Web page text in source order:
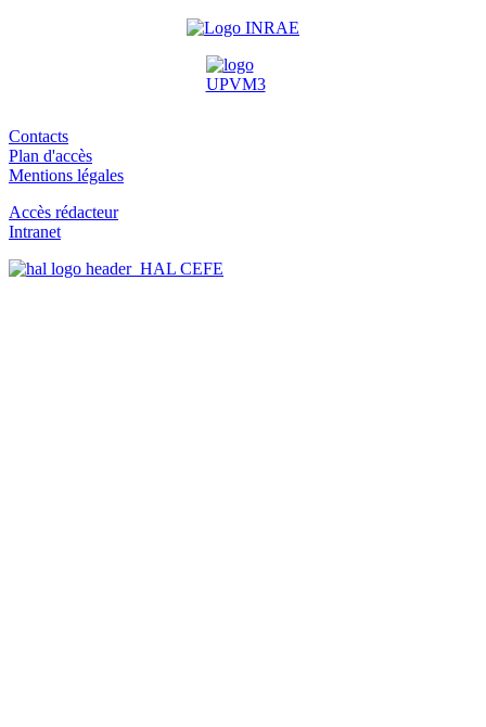
Contacts
Plan d'accès
Mentions légales
Accès rédacteur
Intranet
HAL CEFE